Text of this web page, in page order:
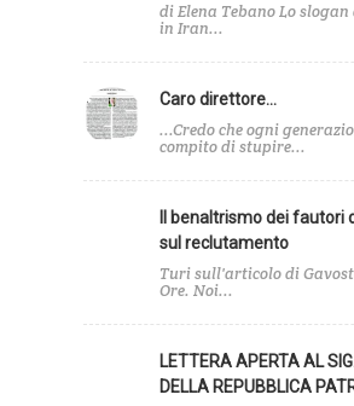
di Elena Tebano Lo
in Iran...
Caro direttore…
...Credo che ogni
compito di stupire...
Il benaltrismo dei fautori
sul reclutamento
Turi sull'articolo di
Ore. Noi...
LETTERA APERTA AL
DELLA REPUBBLICA